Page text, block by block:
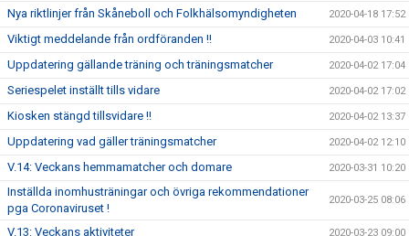
Nya riktlinjer från Skåneboll och Folkhälsomyndigheten 2020-04-18 17:52
Viktigt meddelande från ordföranden !! 2020-04-03 10:41
Uppdatering gällande träning och träningsmatcher 2020-04-02 17:04
Seriespelet inställt tills vidare 2020-04-02 17:02
Kiosken stängd tillsvidare !! 2020-04-02 13:37
Uppdatering vad gäller träningsmatcher 2020-04-02 12:10
V.14: Veckans hemmamatcher och domare 2020-03-31 10:20
Inställda inomhusträningar och övriga rekommendationer
pga Coronaviruset !
2020-03-25 08:06
V.13: Veckans aktiviteter 2020-03-23 09:00